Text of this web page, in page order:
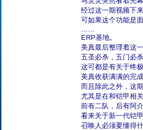
经过这一期视频下
可如果这个功能是
ERP基地。
美真最后整理着这
五圣必杀，五门必
这可都是有关于终
美真收获满满的完
而且除此之外，这
尤其是在和铠甲相
前有二队，后有阿
看来关于新一代铠
召唤人必须要懂得